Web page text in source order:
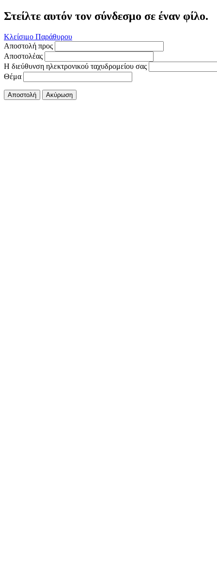
Στείλτε αυτόν τον σύνδεσμο σε έναν φίλο.
Κλείσιμο Παράθυρου
Αποστολή προς
Αποστολέας
Η διεύθυνση ηλεκτρονικού ταχυδρομείου σας
Θέμα
Αποστολή Ακύρωση